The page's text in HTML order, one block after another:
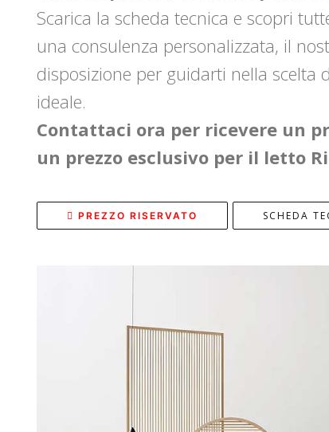
Scarica la scheda tecnica e scopri
una consulenza personalizzata, il
disposizione per guidarti nella scelta
ideale.
Contattaci ora per ricevere un
un prezzo esclusivo per il letto
PREZZO RISERVATO SCHEDA